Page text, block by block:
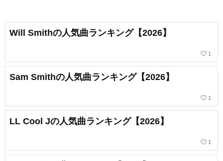
Will Smithの人気曲ランキング【2026】
favorite_border 1
Sam Smithの人気曲ランキング【2026】
favorite_border 1
LL Cool Jの人気曲ランキング【2026】
favorite_border 1